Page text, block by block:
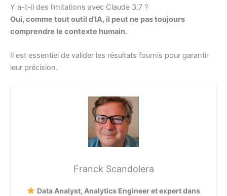
Y a-t-il des limitations avec Claude 3.7 ?
Oui, comme tout outil d’IA, il peut ne pas toujours
comprendre le contexte humain.
Il est essentiel de valider les résultats fournis pour garantir
leur précision.
Franck Scandolera
Data Analyst, Analytics Engineer et expert dans